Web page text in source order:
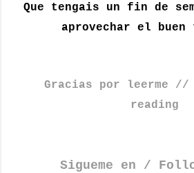
Que tengais un fin de
aprovechar el buen
Gracias por leerme //
reading
Sigueme en /